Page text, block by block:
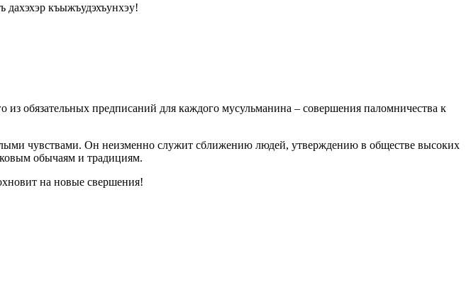
къыжъудэхъунхэу!
обязательных предписаний для каждого мусульманина – совершения паломничества к
чувствами. Он неизменно служит сближению людей, утверждению в обществе высоких
обычаям и традициям.
на новые свершения!